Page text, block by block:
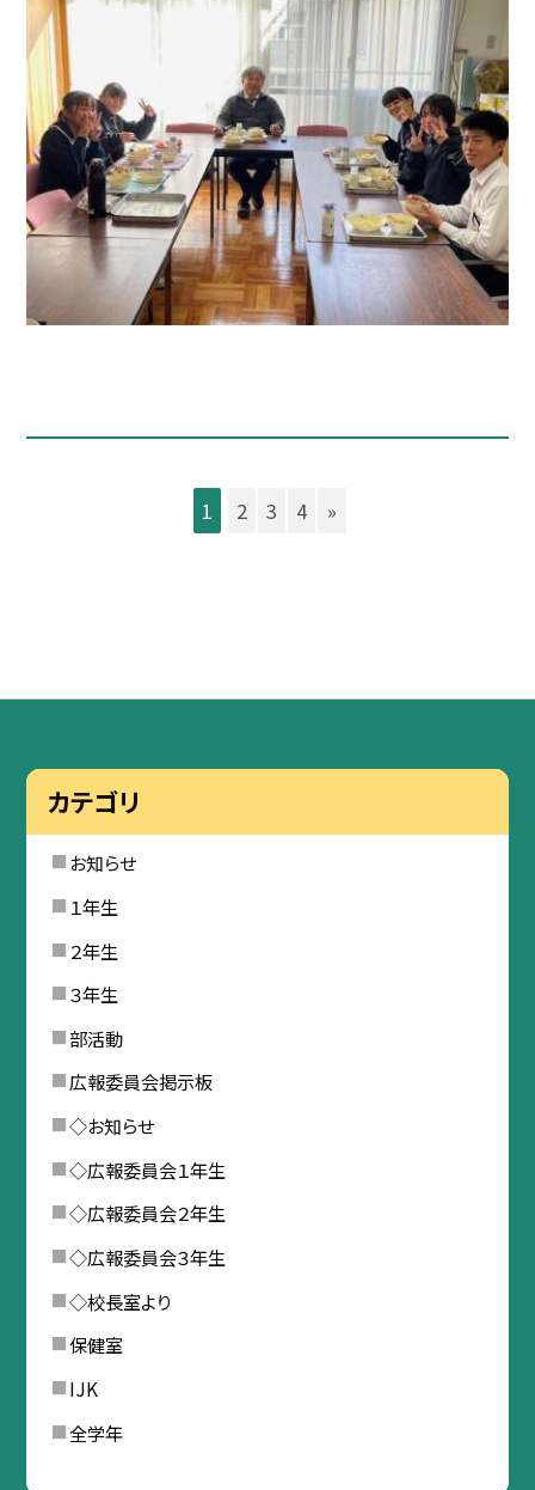
1 2 3 4 »
カテゴリ
お知らせ
１年生
２年生
３年生
部活動
広報委員会掲示板
◇お知らせ
◇広報委員会１年生
◇広報委員会２年生
◇広報委員会３年生
◇校長室より
保健室
IJK
全学年